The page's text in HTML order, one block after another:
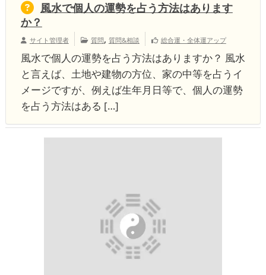
風水で個人の運勢を占う方法はあります
か？
サイト管理者 質問, 質問&相談 総合運・全体運アップ
風水で個人の運勢を占う方法はありますか？ 風水
と言えば、土地や建物の方位、家の中等を占うイ
メージですが、例えば生年月日等で、個人の運勢
を占う方法はある […]